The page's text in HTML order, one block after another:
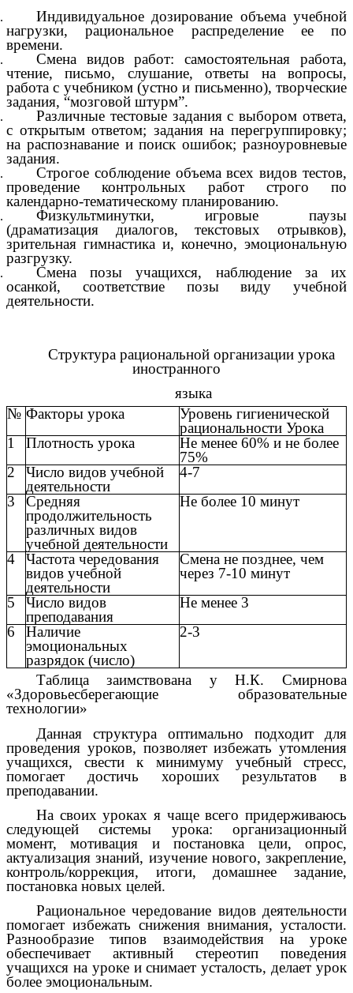
Индивидуальное дозирование объема учебной
нагрузки, рациональное распределение ее по
времени.
Смена видов работ: самостоятельная работа,
чтение, письмо, слушание, ответы на вопросы,
работа с учебником (устно и письменно), творческие
задания, “мозговой штурм”.
Различные тестовые задания с выбором ответа,
с открытым ответом; задания на перегруппировку;
на распознавание и поиск ошибок; разноуровневые
задания.
Строгое соблюдение объема всех видов тестов,
проведение контрольных работ строго по
календарно-тематическому планированию.
Физкультминутки, игровые паузы
(драматизация диалогов, текстовых отрывков),
зрительная гимнастика и, конечно, эмоциональную
разгрузку.
Смена позы учащихся, наблюдение за их
осанкой, соответствие позы виду учебной
деятельности.
Структура рациональной организации урока
иностранного
языка
№ Факторы урока
Уровень гигиенической
рациональности Урока
1
Плотность урока
Не менее 60% и не более
75%
2
Число видов учебной
деятельности
4-7
3
Средняя
продолжительность
различных видов
учебной деятельности
Не более 10 минут
4
Частота чередования
видов учебной
деятельности
Смена не позднее, чем
через 7-10 минут
5
Число видов
преподавания
Не менее 3
6
Наличие
эмоциональных
разрядок (число)
2-3
Таблица заимствована у Н.К. Смирнова
«Здоровьесберегающие образовательные
технологии»
Данная структура оптимально подходит для
проведения уроков, позволяет избежать утомления
учащихся, свести к минимуму учебный стресс,
помогает достичь хороших результатов в
преподавании.
На своих уроках я чаще всего придерживаюсь
следующей системы урока: организационный
момент, мотивация и постановка цели, опрос,
актуализация знаний, изучение нового, закрепление,
контроль/коррекция, итоги, домашнее задание,
постановка новых целей.
Рациональное чередование видов деятельности
помогает избежать снижения внимания, усталости.
Разнообразие типов взаимодействия на уроке
обеспечивает активный стереотип поведения
учащихся на уроке и снимает усталость, делает урок
более эмоциональным.